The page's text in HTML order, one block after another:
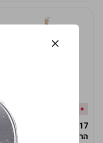
הרמס 19ס"מ -לבן נקי